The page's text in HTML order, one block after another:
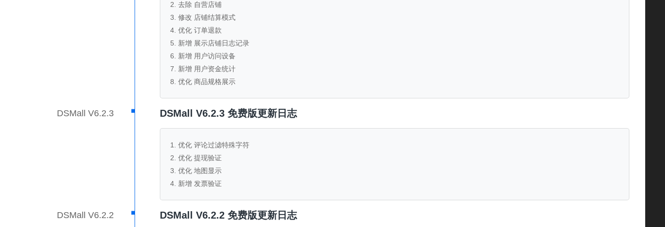
2. 去除 自营店铺
3. 修改 店铺结算模式
4. 优化 订单退款
5. 新增 展示店铺日志记录
6. 新增 用户访问设备
7. 新增 用户资金统计
8. 优化 商品规格展示
DSMall V6.2.3 · DSMall V6.2.3 免费版更新日志
1. 优化 评论过滤特殊字符
2. 优化 提现验证
3. 优化 地图显示
4. 新增 发票验证
DSMall V6.2.2 · DSMall V6.2.2 免费版更新日志